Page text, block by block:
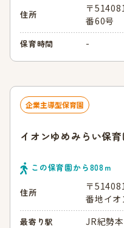
住所
〒
番60号
保育時間 -
企業主導型保育園
イオンゆめみらい保
この保育園から808ｍ
住所
〒
番地イ
最寄り駅 JR紀勢